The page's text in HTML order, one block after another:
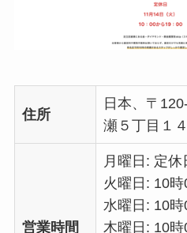
住所
日本、〒
瀬５丁目１
営業時間
月曜日: 定休
火曜日: 10
水曜日: 10
木曜日: 10